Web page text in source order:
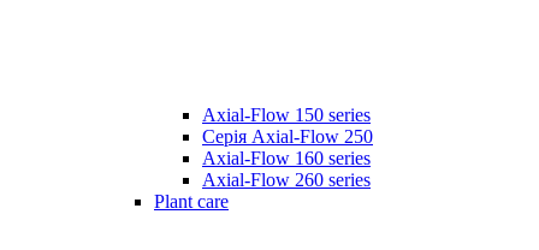
Axial-Flow 150 series
Серія Axial-Flow 250
Axial-Flow 160 series
Axial-Flow 260 series
Plant care